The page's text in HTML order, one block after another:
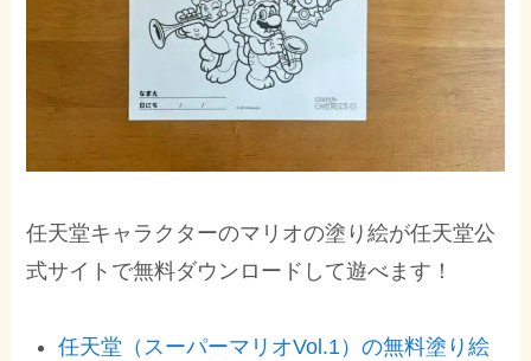
任天堂キャラクターのマリオの塗り絵が任天堂公
式サイトで無料ダウンロードして遊べます！
任天堂（スーパーマリオVol.1）の無料塗り絵